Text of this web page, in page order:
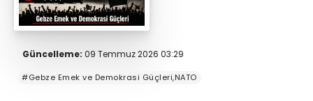
Güncelleme: 09 Temmuz 2026 03:29
#Gebze Emek ve Demokrasi Güçleri,NATO